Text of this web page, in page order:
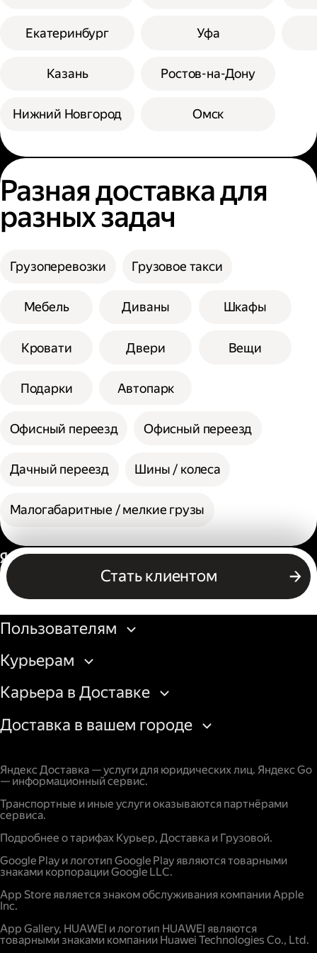
Екатеринбург
Казань
Нижний Новгород
Уфа
Ростов-на-Дону
Омск
Разная доставка для
разных задач
Грузоперевозки Грузовое такси
Мебель Диваны Шкафы
Кровати Двери Вещи
Подарки Автопарк
Офисный переезд Офисный переезд
Дачный переезд Шины / колеса
Малогабаритные / мелкие грузы
Стать клиентом
Россия
Бизнесу
Пользователям
Курьерам
Карьера в Доставке
Доставка в вашем городе
Яндекс Доставка — услуги для юридических лиц. Яндекс Go
— информационный сервис.
Транспортные и иные услуги оказываются партнёрами
сервиса.
Подробнее о тарифах Курьер, Доставка и Грузовой.
Google Play и логотип Google Play являются товарными
знаками корпорации Google LLC.
App Store является знаком обслуживания компании Apple
Inc.
App Gallery, HUAWEI и логотип HUAWEI являются
товарными знаками компании Huawei Technologies Co., Ltd.